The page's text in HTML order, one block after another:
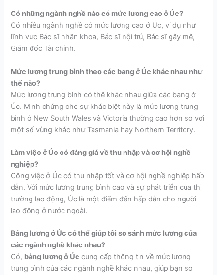
Có những ngành nghề nào có mức lương cao ở Úc?
Có nhiều ngành nghề có mức lương cao ở Úc, ví dụ như
lĩnh vực Bác sĩ nhãn khoa, Bác sĩ nội trú, Bác sĩ gây mê,
Giám đốc Tài chính.
Mức lương trung bình theo các bang ở Úc khác nhau như
thế nào?
Mức lương trung bình có thể khác nhau giữa các bang ở
Úc. Minh chứng cho sự khác biệt này là mức lương trung
bình ở New South Wales và Victoria thường cao hơn so với
một số vùng khác như Tasmania hay Northern Territory.
Làm việc ở Úc có đáng giá về thu nhập và cơ hội nghề
nghiệp?
Công việc ở Úc có thu nhập tốt và cơ hội nghề nghiệp hấp
dẫn. Với mức lương trung bình cao và sự phát triển của thị
trường lao động, Úc là một điểm đến hấp dẫn cho người
lao động ở nước ngoài.
Bảng lương ở Úc có thể giúp tôi so sánh mức lương của
các ngành nghề khác nhau?
Có, bảng lương ở Úc cung cấp thông tin về mức lương
trung bình của các ngành nghề khác nhau, giúp bạn so